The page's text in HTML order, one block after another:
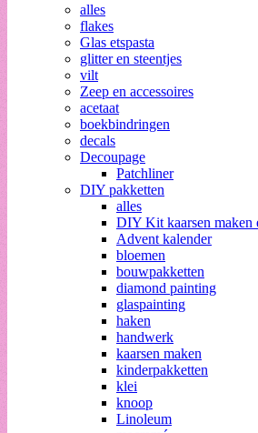
alles
flakes
Glas etspasta
glitter en steentjes
vilt
Zeep en accessoires
acetaat
boekbindringen
decals
Decoupage
Patchliner
DIY pakketten
alles
DIY Kit kaarsen maken
Advent kalender
bloemen
bouwpakketten
diamond painting
glaspainting
haken
handwerk
kaarsen maken
kinderpakketten
klei
knoop
Linoleum